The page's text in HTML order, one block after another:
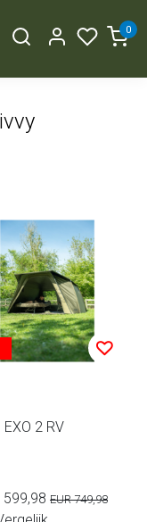
0
EXO 2 RV
599,98 EUR 749,98